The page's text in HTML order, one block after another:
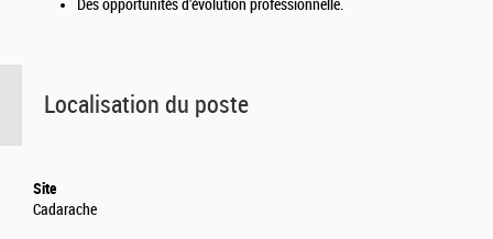
Des opportunités d’évolution professionnelle.
Localisation du poste
Site
Cadarache